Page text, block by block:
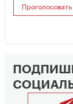
Проголосовать